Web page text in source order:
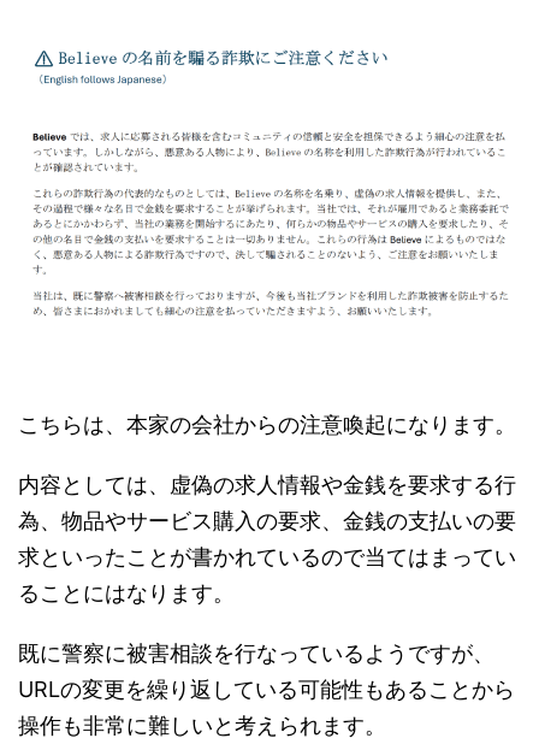
こちらは、本家の会社からの注意喚起になります。
内容としては、虚偽の求人情報や金銭を要求する行
為、物品やサービス購入の要求、金銭の支払いの要
求といったことが書かれているので当てはまってい
ることにはなります。
既に警察に被害相談を行なっているようですが、
URLの変更を繰り返している可能性もあることから
操作も非常に難しいと考えられます。